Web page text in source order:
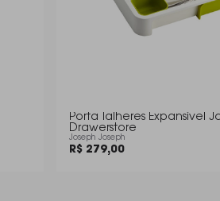
Porta Talheres Expansível
Drawerstore
Joseph Joseph
R$ 279,00